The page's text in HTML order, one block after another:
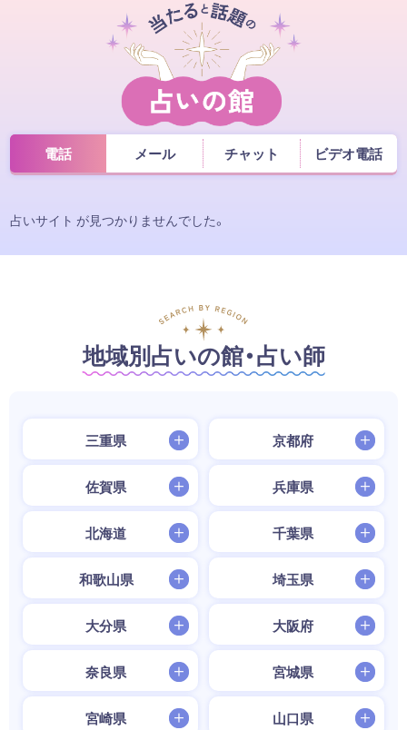
電話 メール チャット ビデオ電話
占いサイト が見つかりませんでした。
地域別占いの館・占い師
三重県 京都府
佐賀県 兵庫県
北海道 千葉県
和歌山県 埼玉県
大分県 大阪府
奈良県 宮城県
宮崎県 山口県